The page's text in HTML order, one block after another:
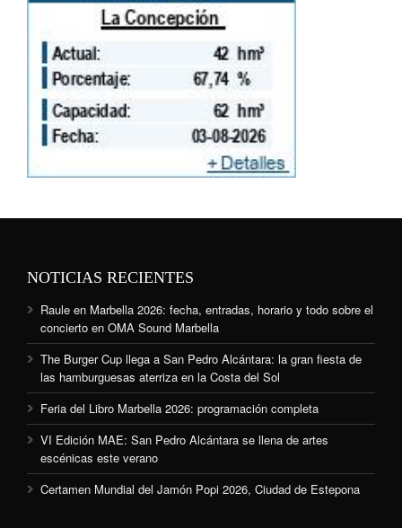
NOTICIAS RECIENTES
Raule en Marbella 2026: fecha, entradas, horario y todo sobre el
concierto en OMA Sound Marbella
The Burger Cup llega a San Pedro Alcántara: la gran fiesta de
las hamburguesas aterriza en la Costa del Sol
Feria del Libro Marbella 2026: programación completa
VI Edición MAE: San Pedro Alcántara se llena de artes
escénicas este verano
Certamen Mundial del Jamón Popi 2026, Ciudad de Estepona